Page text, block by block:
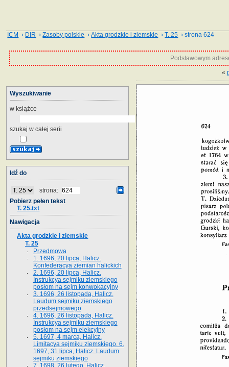
ICM › DIR ›Zasoby polskie ›Akta grodzkie i ziemskie ›T. 25 › strona 624
Podstawowym
«
Wyszukiwanie
w książce
szukaj w całej serii
Idź do
strona:
Pobierz pełen tekst
T. 25.txt
Nawigacja
Akta grodzkie i ziemskie
T. 25
Przedmowa
1. 1696, 20 lipca, Halicz.
Konfederacya ziemian halickich
2. 1696, 20 lipca, Halicz.
Instrukcya sejmiku ziemskiego
posłom na sejm konwokacyjny
3. 1696, 26 listopada, Halicz.
Laudum sejmiku ziemskiego
przedsejmowego
4. 1696, 26 listopada, Halicz.
Instrukcya sejmiku ziemskiego
posłom na sejm elekcyjny
5. 1697, 4 marca, Halicz.
Limitacya sejmiku ziemskiego. 6.
1697, 31 lipca, Halicz. Laudum
sejmiku ziemskiego
7. 1698, 26 lutego, Halicz.